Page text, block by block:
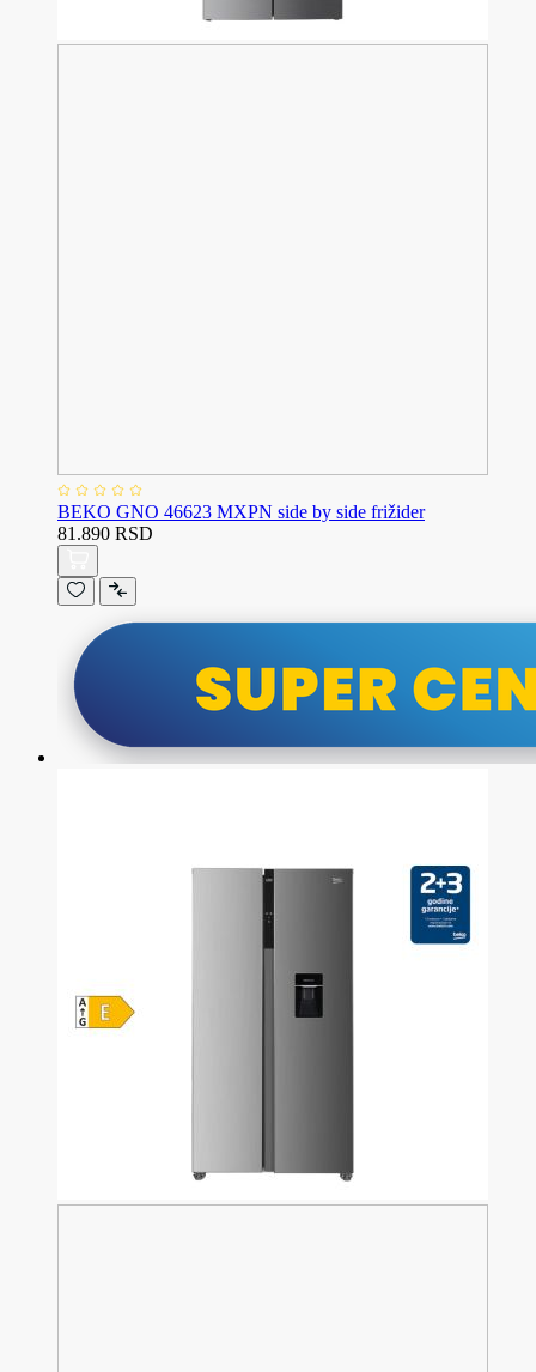
BEKO GNO 46623 MXPN side by side frižider
81.890 RSD